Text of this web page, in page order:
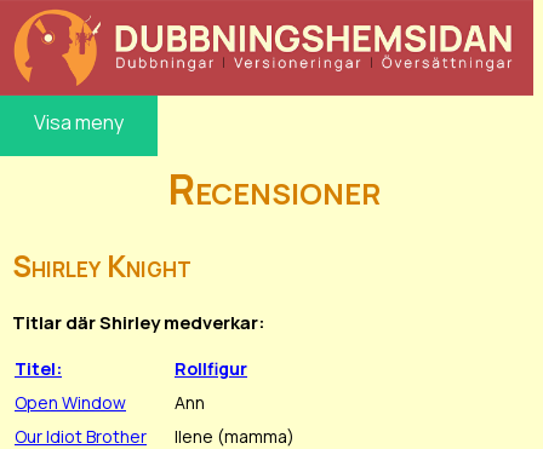
Visa meny
Recensioner
Shirley Knight
Titlar där Shirley medverkar:
Titel:
Rollfigur
Open Window
Ann
Our Idiot Brother
Ilene (mamma)